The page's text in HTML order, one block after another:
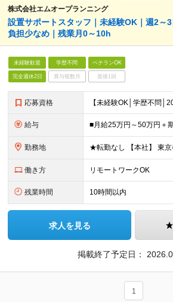
株式会社エムオープランニング
設置サポートスタッフ｜未経験OK｜週2～
負担少なめ｜残業月0～10h
未経験歓迎 学歴不問 ベテランOK
完全週休2日 賞与複数月 面接1回
応募資格
給与
勤務地
働き方 リモートワークOK
残業時間 10時間以内
求人を見る
掲載終了予定日：
1